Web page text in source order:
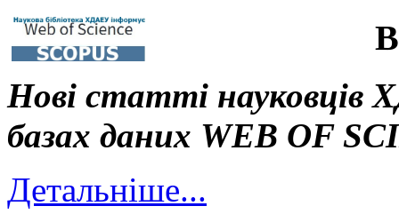
Нові статті науковців
базах даних WEB OF
Детальніше...